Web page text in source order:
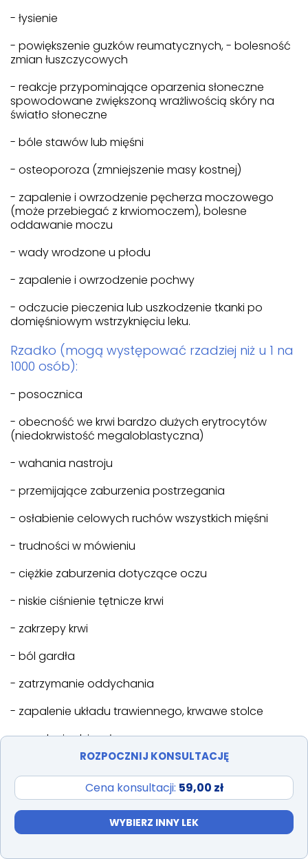
- łysienie
- powiększenie guzków reumatycznych, - bolesność
zmian łuszczycowych
- reakcje przypominające oparzenia słoneczne
spowodowane zwiększoną wrażliwością skóry na
światło słoneczne
- bóle stawów lub mięśni
- osteoporoza (zmniejszenie masy kostnej)
- zapalenie i owrzodzenie pęcherza moczowego
(może przebiegać z krwiomoczem), bolesne
oddawanie moczu
- wady wrodzone u płodu
- zapalenie i owrzodzenie pochwy
- odczucie pieczenia lub uszkodzenie tkanki po
domięśniowym wstrzyknięciu leku.
Rzadko (mogą występować rzadziej niż u 1 na
1000 osób):
- posocznica
- obecność we krwi bardzo dużych erytrocytów
(niedokrwistość megaloblastyczna)
- wahania nastroju
- przemijające zaburzenia postrzegania
- osłabienie celowych ruchów wszystkich mięśni
- trudności w mówieniu
- ciężkie zaburzenia dotyczące oczu
- niskie ciśnienie tętnicze krwi
- zakrzepy krwi
- ból gardła
- zatrzymanie oddychania
- zapalenie układu trawiennego, krwawe stolce
- zapalenie dziąseł
- zmiana zabarwienia paznokci, utrata paznokci
- trądzik, obecność czerwonych lub fioletowych
plam na skutek krwawień
ROZPOCZNIJ KONSULTACJĘ
Cena konsultacji: 59,00 zł
WYBIERZ INNY LEK